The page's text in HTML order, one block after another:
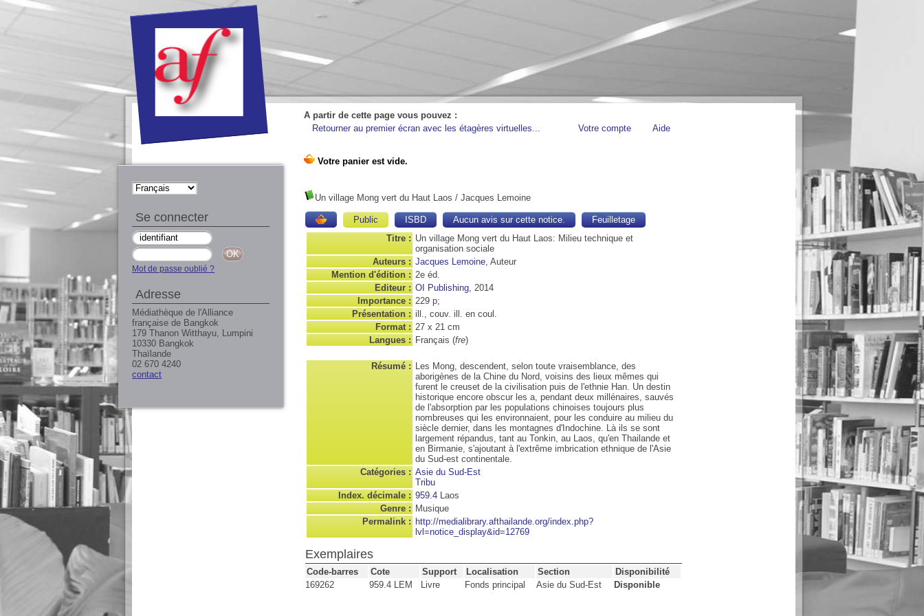
A partir de cette page vous pouvez :
Retourner au premier écran avec les étagères virtuelles...
Votre compte Aide
Un village Mong vert du Haut Laos / Jacques Lemoine
Public ISBD Aucun avis sur cette notice.
Feuilletage
Titre : Un village Mong vert du Haut Laos: Milieu technique et
organisation sociale
Auteurs : Jacques Lemoine, Auteur
Mention d'édition : 2e éd.
Editeur : OI Publishing, 2014
Importance : 229 p;
Présentation : ill., couv. ill. en coul.
Format : 27 x 21 cm
Langues : Français (fre)
Résumé : Les Mong, descendent, selon toute vraisemblance, des
aborigènes de la Chine du Nord, voisins des lieux mêmes qui
furent le creuset de la civilisation puis de l'ethnie Han. Un destin
historique encore obscur les a, pendant deux millénaires, sauvés
de l'absorption par les populations chinoises toujours plus
nombreuses qui les environnaient, pour les conduire au milieu du
siècle dernier, dans les montagnes d'Indochine. Là ils se sont
largement répandus, tant au Tonkin, au Laos, qu'en Thailande et
en Birmanie, s'ajoutant à l'extrême imbrication ethnique de l'Asie
du Sud-est continentale.
Catégories : Asie du Sud-Est
Tribu
Index. décimale : 959.4 Laos
Genre : Musique
Permalink : http://medialibrary.afthailande.org/index.php?
lvl=notice_display&id=12769
Exemplaires
Code-barres Cote Support Localisation Section
Disponibilité
169262
959.4 LEM Livre Fonds principal Asie du Sud-Est Disponible
Se connecter
Mot de passe oublié ?
Adresse
Médiathèque de l'Alliance
française de Bangkok
179 Thanon Witthayu, Lumpini
10330 Bangkok
Thaïlande
02 670 4240
contact